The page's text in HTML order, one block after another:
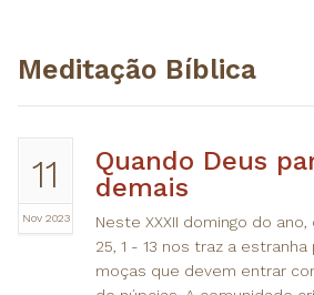
Meditação Bíblica
11
Nov 2023
Quando Deus
demais
Neste XXXII domingo do
25, 1 - 13 nos traz a
moças que devem entrar